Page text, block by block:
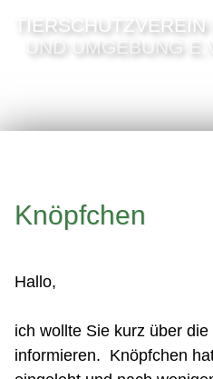
UND UMGEBUNG
Knöpfchen
Hallo,
ich wollte Sie kurz über
informieren. Knöpfchen